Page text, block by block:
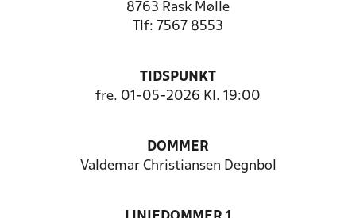
8763 Rask Mølle
Tlf: 7567 8553
TIDSPUNKT
fre. 01-05-2026 Kl. 19:00
DOMMER
Valdemar Christiansen Degnbol